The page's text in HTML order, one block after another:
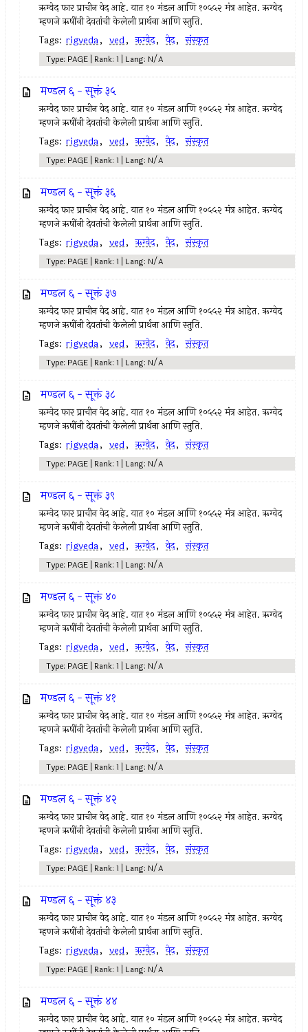
ऋग्वेद फार प्राचीन वेद आहे. यात १० मंडल आणि १०५५२ मंत्र आहेत. ऋग्वेद
म्हणजे ऋषींनी देवतांची केलेली प्रार्थना आणि स्तुति.
Tags: rigveda, ved, ऋग्वेद, वेद, संस्कृत
Type: PAGE | Rank: 1 | Lang: N/A
मण्डल ६ - सूक्तं ३५
ऋग्वेद फार प्राचीन वेद आहे. यात १० मंडल आणि १०५५२ मंत्र आहेत. ऋग्वेद
म्हणजे ऋषींनी देवतांची केलेली प्रार्थना आणि स्तुति.
Tags: rigveda, ved, ऋग्वेद, वेद, संस्कृत
Type: PAGE | Rank: 1 | Lang: N/A
मण्डल ६ - सूक्तं ३६
ऋग्वेद फार प्राचीन वेद आहे. यात १० मंडल आणि १०५५२ मंत्र आहेत. ऋग्वेद
म्हणजे ऋषींनी देवतांची केलेली प्रार्थना आणि स्तुति.
Tags: rigveda, ved, ऋग्वेद, वेद, संस्कृत
Type: PAGE | Rank: 1 | Lang: N/A
मण्डल ६ - सूक्तं ३७
ऋग्वेद फार प्राचीन वेद आहे. यात १० मंडल आणि १०५५२ मंत्र आहेत. ऋग्वेद
म्हणजे ऋषींनी देवतांची केलेली प्रार्थना आणि स्तुति.
Tags: rigveda, ved, ऋग्वेद, वेद, संस्कृत
Type: PAGE | Rank: 1 | Lang: N/A
मण्डल ६ - सूक्तं ३८
ऋग्वेद फार प्राचीन वेद आहे. यात १० मंडल आणि १०५५२ मंत्र आहेत. ऋग्वेद
म्हणजे ऋषींनी देवतांची केलेली प्रार्थना आणि स्तुति.
Tags: rigveda, ved, ऋग्वेद, वेद, संस्कृत
Type: PAGE | Rank: 1 | Lang: N/A
मण्डल ६ - सूक्तं ३९
ऋग्वेद फार प्राचीन वेद आहे. यात १० मंडल आणि १०५५२ मंत्र आहेत. ऋग्वेद
म्हणजे ऋषींनी देवतांची केलेली प्रार्थना आणि स्तुति.
Tags: rigveda, ved, ऋग्वेद, वेद, संस्कृत
Type: PAGE | Rank: 1 | Lang: N/A
मण्डल ६ - सूक्तं ४०
ऋग्वेद फार प्राचीन वेद आहे. यात १० मंडल आणि १०५५२ मंत्र आहेत. ऋग्वेद
म्हणजे ऋषींनी देवतांची केलेली प्रार्थना आणि स्तुति.
Tags: rigveda, ved, ऋग्वेद, वेद, संस्कृत
Type: PAGE | Rank: 1 | Lang: N/A
मण्डल ६ - सूक्तं ४१
ऋग्वेद फार प्राचीन वेद आहे. यात १० मंडल आणि १०५५२ मंत्र आहेत. ऋग्वेद
म्हणजे ऋषींनी देवतांची केलेली प्रार्थना आणि स्तुति.
Tags: rigveda, ved, ऋग्वेद, वेद, संस्कृत
Type: PAGE | Rank: 1 | Lang: N/A
मण्डल ६ - सूक्तं ४२
ऋग्वेद फार प्राचीन वेद आहे. यात १० मंडल आणि १०५५२ मंत्र आहेत. ऋग्वेद
म्हणजे ऋषींनी देवतांची केलेली प्रार्थना आणि स्तुति.
Tags: rigveda, ved, ऋग्वेद, वेद, संस्कृत
Type: PAGE | Rank: 1 | Lang: N/A
मण्डल ६ - सूक्तं ४३
ऋग्वेद फार प्राचीन वेद आहे. यात १० मंडल आणि १०५५२ मंत्र आहेत. ऋग्वेद
म्हणजे ऋषींनी देवतांची केलेली प्रार्थना आणि स्तुति.
Tags: rigveda, ved, ऋग्वेद, वेद, संस्कृत
Type: PAGE | Rank: 1 | Lang: N/A
मण्डल ६ - सूक्तं ४४
ऋग्वेद फार प्राचीन वेद आहे. यात १० मंडल आणि १०५५२ मंत्र आहेत. ऋग्वेद